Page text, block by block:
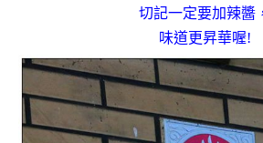
切記一定要加辣醬
味道更昇華喔!